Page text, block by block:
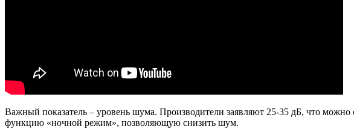
Важный показатель – уровень шума. Производители заявляют 25-35 дБ, что
функцию «ночной режим», позволяющую снизить шум.